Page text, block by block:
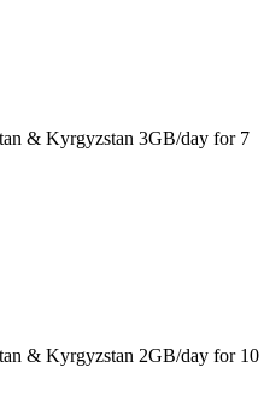
& Kyrgyzstan 3GB/day for 7
& Kyrgyzstan 2GB/day for 10